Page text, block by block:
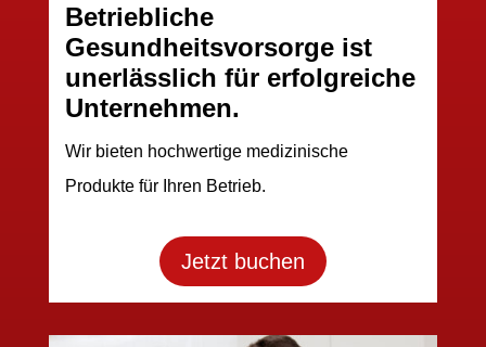
Betriebliche
Gesundheitsvorsorge ist
unerlässlich für erfolgreiche
Unternehmen.
Wir bieten hochwertige medizinische
Produkte für Ihren Betrieb.
Jetzt buchen